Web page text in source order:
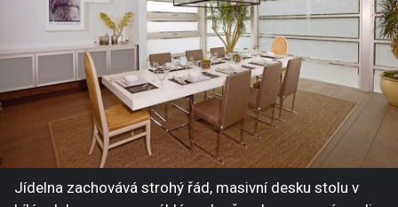
Jídelna zachovává strohý řád, masivní desku stolu v